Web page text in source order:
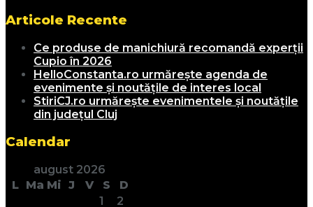
Articole Recente
Ce produse de manichiură recomandă experții
Cupio în 2026
HelloConstanta.ro urmărește agenda de
evenimente și noutățile de interes local
StiriCJ.ro urmărește evenimentele și noutățile
din județul Cluj
Calendar
august 2026
L Ma Mi J V S
D
1
2